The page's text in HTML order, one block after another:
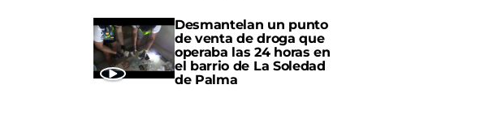
Desmantelan un punto
de venta de droga que
operaba las 24 horas en
el barrio de La Soledad
de Palma